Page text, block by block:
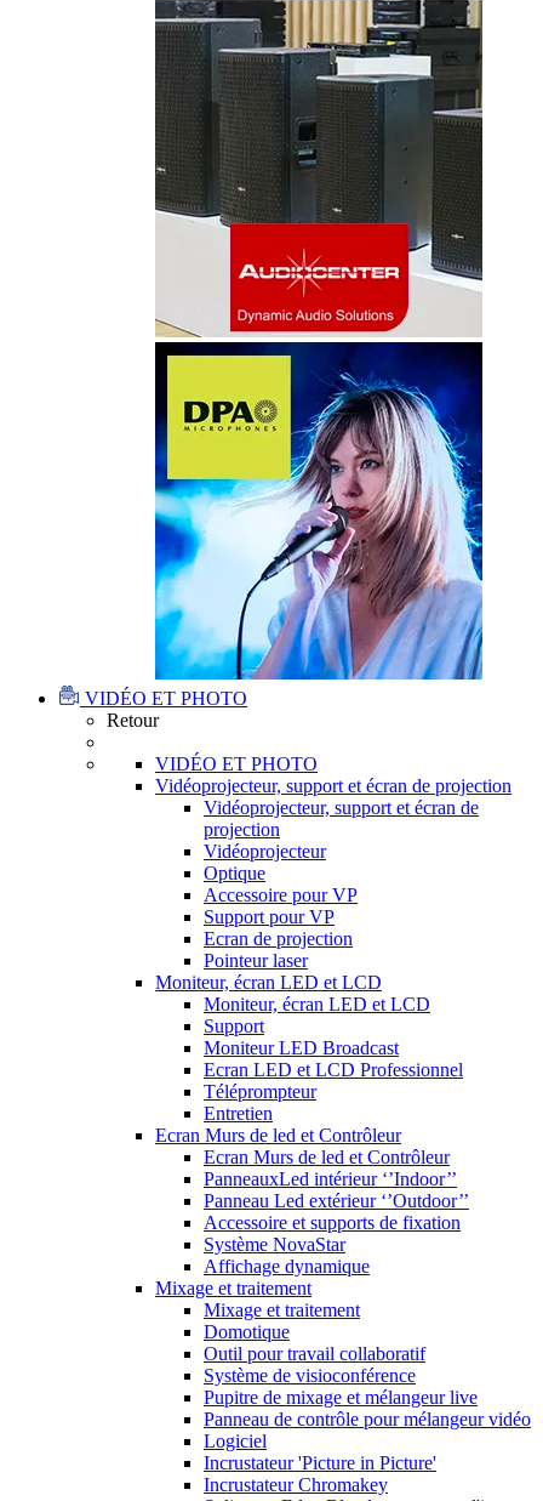
VIDÉO ET PHOTO
Retour
VIDÉO ET PHOTO
Vidéoprojecteur, support et écran de projection
Vidéoprojecteur, support et écran de
projection
Vidéoprojecteur
Optique
Accessoire pour VP
Support pour VP
Ecran de projection
Pointeur laser
Moniteur, écran LED et LCD
Moniteur, écran LED et LCD
Support
Moniteur LED Broadcast
Ecran LED et LCD Professionnel
Téléprompteur
Entretien
Ecran Murs de led et Contrôleur
Ecran Murs de led et Contrôleur
PanneauxLed intérieur ‘’Indoor’’
Panneau Led extérieur ‘’Outdoor’’
Accessoire et supports de fixation
Système NovaStar
Affichage dynamique
Mixage et traitement
Mixage et traitement
Domotique
Outil pour travail collaboratif
Système de visioconférence
Pupitre de mixage et mélangeur live
Panneau de contrôle pour mélangeur vidéo
Logiciel
Incrustateur 'Picture in Picture'
Incrustateur Chromakey